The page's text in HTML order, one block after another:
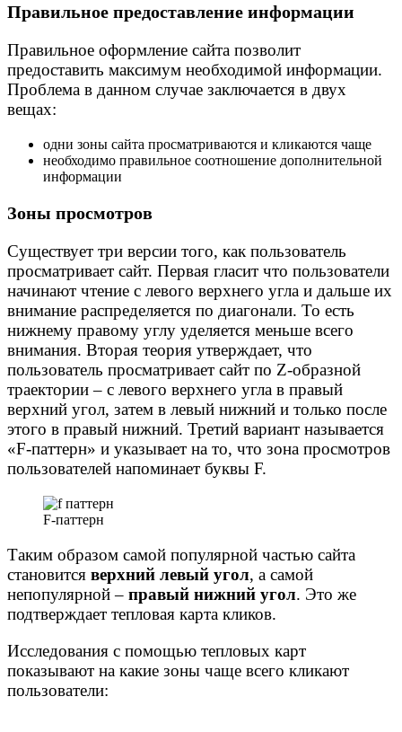
Правильное предоставление информации
Правильное оформление сайта позволит
предоставить максимум необходимой информации.
Проблема в данном случае заключается в двух
вещах:
одни зоны сайта просматриваются и кликаются чаще
необходимо правильное соотношение дополнительной
информации
Зоны просмотров
Существует три версии того, как пользователь
просматривает сайт. Первая гласит что пользователи
начинают чтение с левого верхнего угла и дальше их
внимание распределяется по диагонали. То есть
нижнему правому углу уделяется меньше всего
внимания. Вторая теория утверждает, что
пользователь просматривает сайт по Z-образной
траектории – с левого верхнего угла в правый
верхний угол, затем в левый нижний и только после
этого в правый нижний. Третий вариант называется
«F-паттерн» и указывает на то, что зона просмотров
пользователей напоминает буквы F.
F-паттерн
Таким образом самой популярной частью сайта
становится верхний левый угол, а самой
непопулярной – правый нижний угол. Это же
подтверждает тепловая карта кликов.
Исследования с помощью тепловых карт
показывают на какие зоны чаще всего кликают
пользователи: